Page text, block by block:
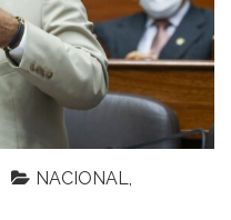
NACIONAL